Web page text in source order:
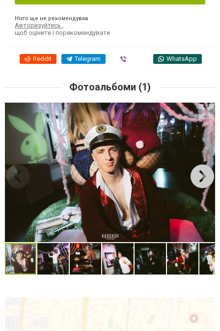
Ніхто ще не рекомендував
Авторизуйтесь
щоб оцінити і порекомендувати
Reddit Telegram WhatsApp
Фотоальбоми (1)